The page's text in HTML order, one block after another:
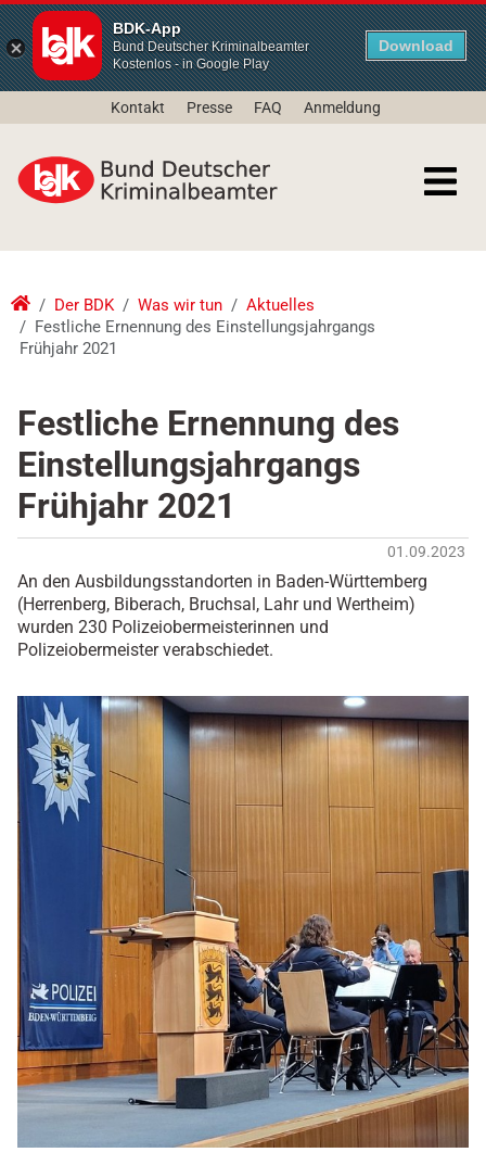
BDK-App
Bund Deutscher Kriminalbeamter
Kostenlos - in Google Play
Download
Kontakt Presse FAQ Anmeldung
Der BDK Was wir tun
Aktuelles
Festliche Ernennung des Einstellungsjahrgangs
Frühjahr 2021
Festliche Ernennung des
Einstellungsjahrgangs
Frühjahr 2021
01.09.2023
An den Ausbildungsstandorten in Baden-Württemberg
(Herrenberg, Biberach, Bruchsal, Lahr und Wertheim)
wurden 230 Polizeiobermeisterinnen und
Polizeiobermeister verabschiedet.